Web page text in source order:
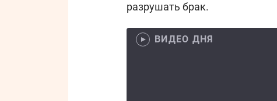
разрушать брак.
ВИДЕО ДНЯ